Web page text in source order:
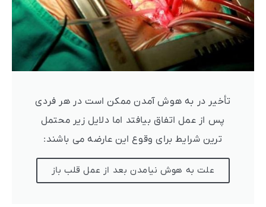
تأخیر در به هوش آمدن ممکن است در هر فردی
پس از عمل اتفاق بیافتد اما دلایل زیر محتمل
ترین شرایط برای وقوع این عارضه می باشند:
علت به هوش نیامدن بعد از عمل قلب باز